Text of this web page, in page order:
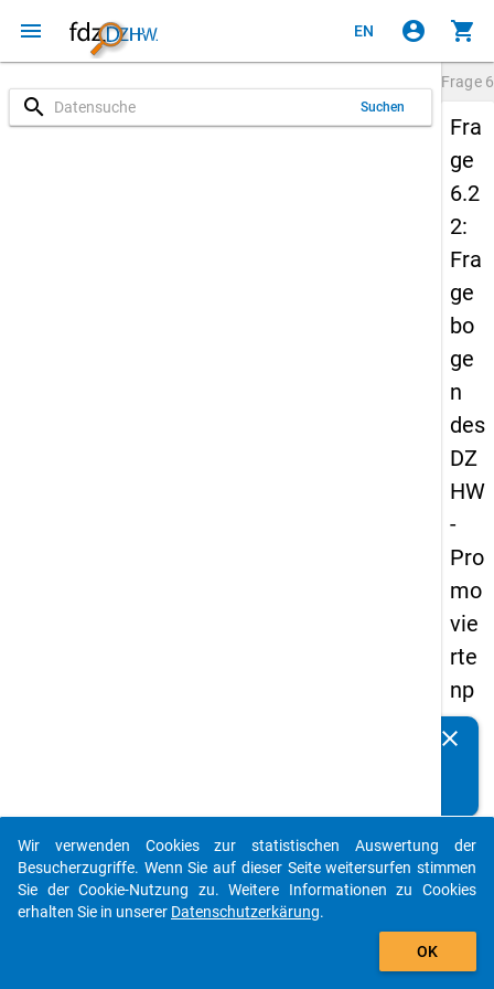
menu EN account_circle shopping_cart
search Suchen
Frage
Fra
ge
6.2
2:
Fra
ge
bo
ge
n
des
DZ
HW
-
Pro
mo
vie
rte
np
an
14
-
zw
clear
auto_stories
add_shopping_cart
Wir verwenden Cookies zur statistischen Auswertung der
Besucherzugriffe. Wenn Sie auf dieser Seite weitersurfen stimmen
Sie der Cookie-Nutzung zu. Weitere Informationen zu Cookies
erhalten Sie in unserer Datenschutzerkärung.
OK